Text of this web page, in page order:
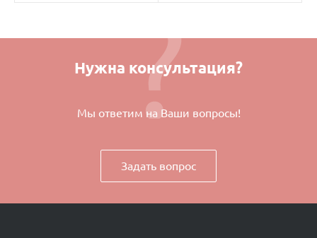
Нужна консультация?
Мы ответим на Ваши вопросы!
Задать вопрос